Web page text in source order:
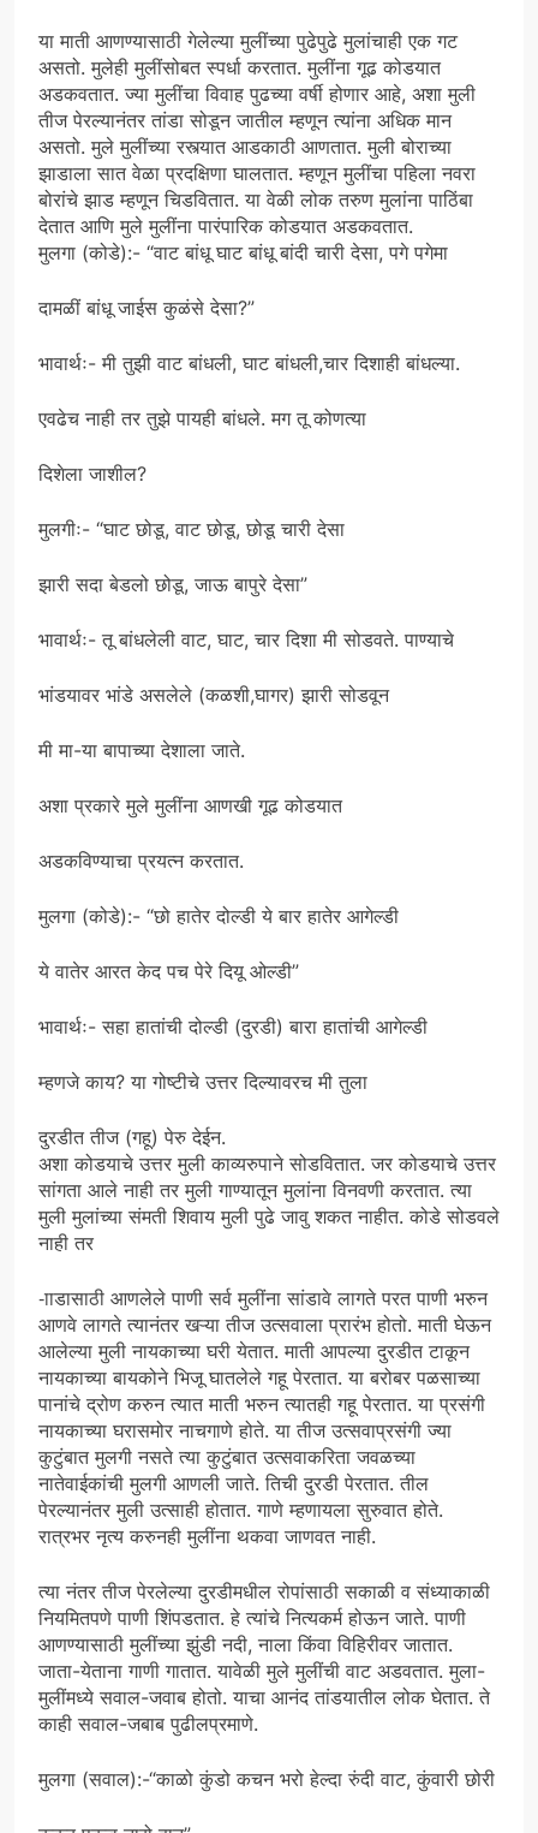
या माती आणण्यासाठी गेलेल्या मुलींच्या पुढेपुढे मुलांचाही एक गट
असतो. मुलेही मुलींसोबत स्पर्धा करतात. मुलींना गूढ कोडयात
अडकवतात. ज्या मुलींचा विवाह पुढच्या वर्षी होणार आहे, अशा मुली
तीज पेरल्यानंतर तांडा सोडून जातील म्हणून त्यांना अधिक मान
असतो. मुले मुलींच्या रस्त्यात आडकाठी आणतात. मुली बोराच्या
झाडाला सात वेळा प्रदक्षिणा घालतात. म्हणून मुलींचा पहिला नवरा
बोरांचे झाड म्हणून चिडवितात. या वेळी लोक तरुण मुलांना पाठिंबा
देतात आणि मुले मुलींना पारंपारिक कोडयात अडकवतात.
मुलगा (कोडे):- “वाट बांधू घाट बांधू बांदी चारी देसा, पगे पगेमा
दामळीं बांधू जाईस कुळंसे देसा?”
भावार्थः- मी तुझी वाट बांधली, घाट बांधली,चार दिशाही बांधल्या.
एवढेच नाही तर तुझे पायही बांधले. मग तू कोणत्या
दिशेला जाशील?
मुलगीः- “घाट छोडू, वाट छोडू, छोडू चारी देसा
झारी सदा बेडलो छोडू, जाऊ बापुरे देसा”
भावार्थः- तू बांधलेली वाट, घाट, चार दिशा मी सोडवते. पाण्याचे
भांडयावर भांडे असलेले (कळशी,घागर) झारी सोडवून
मी मा-या बापाच्या देशाला जाते.
अशा प्रकारे मुले मुलींना आणखी गूढ कोडयात
अडकविण्याचा प्रयत्न करतात.
मुलगा (कोडे):- “छो हातेर दोल्डी ये बार हातेर आगेल्डी
ये वातेर आरत केद पच पेरे दियू ओल्डी”
भावार्थः- सहा हातांची दोल्डी (दुरडी) बारा हातांची आगेल्डी
म्हणजे काय? या गोष्टीचे उत्तर दिल्यावरच मी तुला
दुरडीत तीज (गहू) पेरु देईन.
अशा कोडयाचे उत्तर मुली काव्यरुपाने सोडवितात. जर कोडयाचे उत्तर
सांगता आले नाही तर मुली गाण्यातून मुलांना विनवणी करतात. त्या
मुली मुलांच्या संमती शिवाय मुली पुढे जावु शकत नाहीत. कोडे सोडवले
नाही तर
-ााडासाठी आणलेले पाणी सर्व मुलींना सांडावे लागते परत पाणी भरुन
आणवे लागते त्यानंतर खऱ्या तीज उत्सवाला प्रारंभ होतो. माती घेऊन
आलेल्या मुली नायकाच्या घरी येतात. माती आपल्या दुरडीत टाकून
नायकाच्या बायकोने भिजू घातलेले गहू पेरतात. या बरोबर पळसाच्या
पानांचे द्रोण करुन त्यात माती भरुन त्यातही गहू पेरतात. या प्रसंगी
नायकाच्या घरासमोर नाचगाणे होते. या तीज उत्सवाप्रसंगी ज्या
कुटुंबात मुलगी नसते त्या कुटुंबात उत्सवाकरिता जवळच्या
नातेवाईकांची मुलगी आणली जाते. तिची दुरडी पेरतात. तील
पेरल्यानंतर मुली उत्साही होतात. गाणे म्हणायला सुरुवात होते.
रात्रभर नृत्य करुनही मुलींना थकवा जाणवत नाही.
त्या नंतर तीज पेरलेल्या दुरडीमधील रोपांसाठी सकाळी व संध्याकाळी
नियमितपणे पाणी शिंपडतात. हे त्यांचे नित्यकर्म होऊन जाते. पाणी
आणण्यासाठी मुलींच्या झुंडी नदी, नाला किंवा विहिरीवर जातात.
जाता-येताना गाणी गातात. यावेळी मुले मुलींची वाट अडवतात. मुला-
मुलींमध्ये सवाल-जवाब होतो. याचा आनंद तांडयातील लोक घेतात. ते
काही सवाल-जबाब पुढीलप्रमाणे.
मुलगा (सवाल):-“काळो कुंडो कचन भरो हेल्दा रुंदी वाट, कुंवारी छोरी